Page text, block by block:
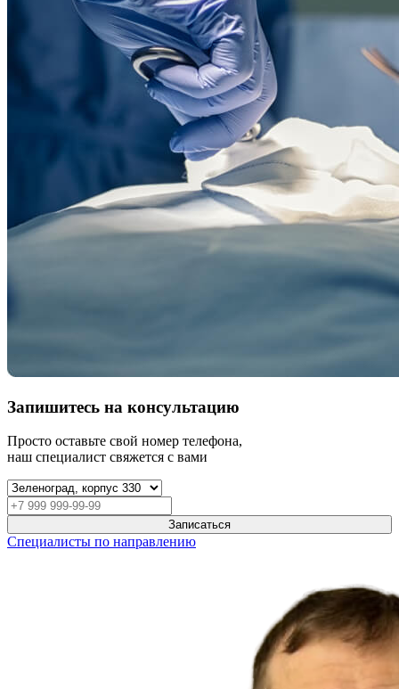
Запишитесь на консультацию
Просто оставьте свой номер телефона,
наш специалист свяжется с вами
Записаться
Специалисты по направлению